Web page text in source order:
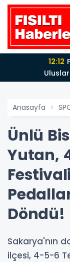
Anasayfa
Ünlü
Yutan,
Döndü!
Sakarya'nın
ilçesi, 4-5-6